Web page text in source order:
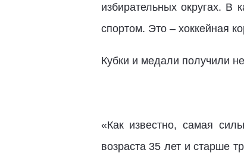
избирательных округах. В
спортом. Это – хоккейная
Кубки и медали получили
«Как известно, самая
возраста 35 лет и старше